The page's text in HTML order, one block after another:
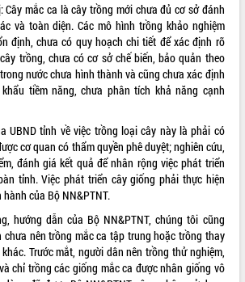
Cây mắc ca là cây trồng mới chưa đủ cơ sở đánh
và toàn diện. Các mô hình trồng khảo nghiệm
định, chưa có quy hoạch chi tiết để xác định rõ
trồng, chưa có cơ sở chế biến, bảo quản theo
nước chưa hình thành và cũng chưa xác định
tiềm năng, chưa phân tích khả năng cạnh
UBND tỉnh về việc trồng loại cây này là phải có
cơ quan có thẩm quyền phê duyệt; nghiên cứu,
đánh giá kết quả để nhân rộng việc phát triển
tỉnh. Việc phát triển cây giống phải thực hiện
của Bộ NN&PTNT.
hướng dẫn của Bộ NN&PTNT, chúng tôi cũng
chưa nên trồng mắc ca tập trung hoặc trồng thay
Trước mắt, người dân nên trồng thử nghiệm,
chỉ trồng các giống mắc ca được nhân giống vô